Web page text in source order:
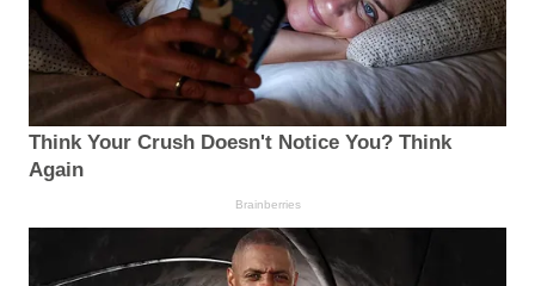
Think Your Crush Doesn't Notice You? Think
Again
Brainberries